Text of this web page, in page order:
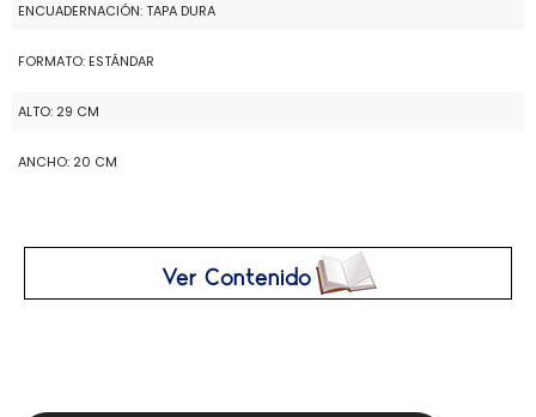
ENCUADERNACIÓN: TAPA DURA
FORMATO: ESTÁNDAR
ALTO: 29 CM
ANCHO: 20 CM